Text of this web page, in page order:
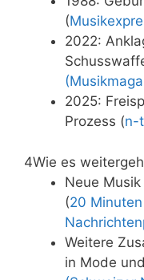
(
2022:
2025:
Prozess (n-
4Wie es
Neue
(20
Weitere
in Mode